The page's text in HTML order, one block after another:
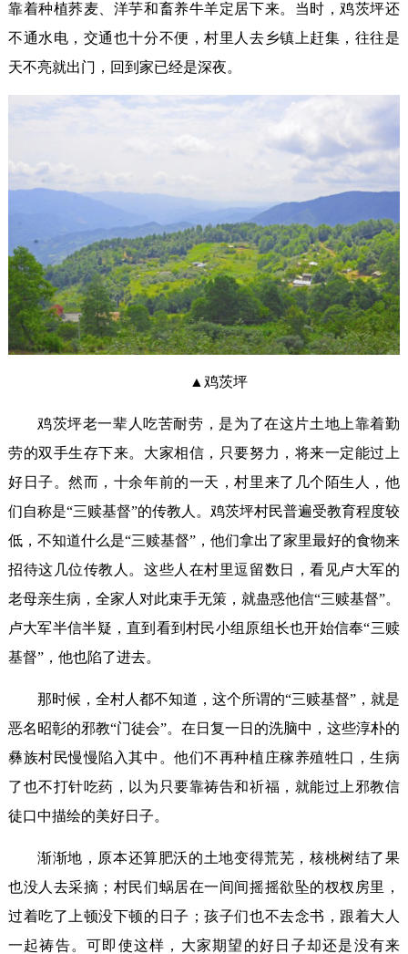
靠着种植荞麦、洋芋和畜养牛羊定居下来。当时，鸡茨坪还
不通水电，交通也十分不便，村里人去乡镇上赶集，往往是
天不亮就出门，回到家已经是深夜。
▲鸡茨坪
鸡茨坪老一辈人吃苦耐劳，是为了在这片土地上靠着勤
劳的双手生存下来。大家相信，只要努力，将来一定能过上
好日子。然而，十余年前的一天，村里来了几个陌生人，他
们自称是“三赎基督”的传教人。鸡茨坪村民普遍受教育程度较
低，不知道什么是“三赎基督”，他们拿出了家里最好的食物来
招待这几位传教人。这些人在村里逗留数日，看见卢大军的
老母亲生病，全家人对此束手无策，就蛊惑他信“三赎基督”。
卢大军半信半疑，直到看到村民小组原组长也开始信奉“三赎
基督”，他也陷了进去。
那时候，全村人都不知道，这个所谓的“三赎基督”，就是
恶名昭彰的邪教“门徒会”。在日复一日的洗脑中，这些淳朴的
彝族村民慢慢陷入其中。他们不再种植庄稼养殖牲口，生病
了也不打针吃药，以为只要靠祷告和祈福，就能过上邪教信
徒口中描绘的美好日子。
渐渐地，原本还算肥沃的土地变得荒芜，核桃树结了果
也没人去采摘；村民们蜗居在一间间摇摇欲坠的杈杈房里，
过着吃了上顿没下顿的日子；孩子们也不去念书，跟着大人
一起祷告。可即使这样，大家期望的好日子却还是没有来